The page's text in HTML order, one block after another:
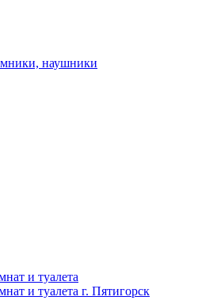
наушники
и туалета
и туалета г. Пятигорск